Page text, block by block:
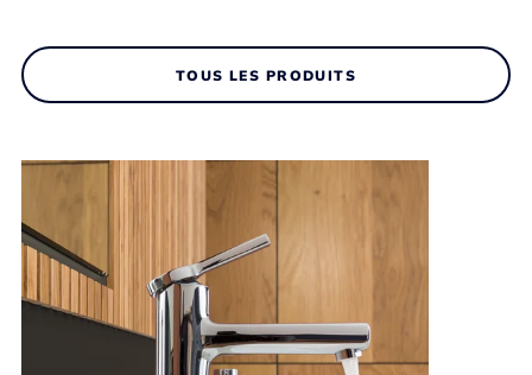
TOUS LES PRODUITS